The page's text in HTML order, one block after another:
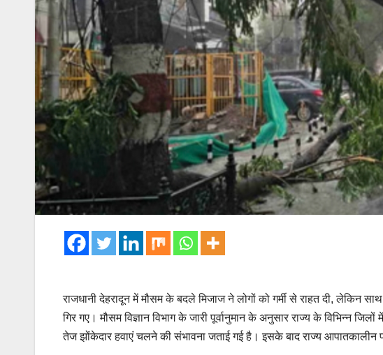
राजधानी देहरादून में मौसम के बदले मिजाज ने लोगों को गर्मी से राहत दी,
गिर गए। मौसम विज्ञान विभाग के जारी पूर्वानुमान के अनुसार राज्य के विभिन्न
तेज झोंकेदार हवाएं चलने की संभावना जताई गई है। इसके बाद राज्य आपातकालीन